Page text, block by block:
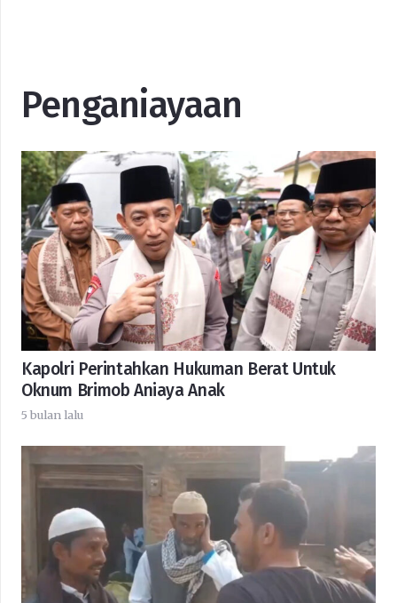
Penganiayaan
Kapolri Perintahkan Hukuman Berat Untuk
Oknum Brimob Aniaya Anak
5 bulan lalu